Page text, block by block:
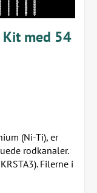
Kit med 54
(Ni-Ti), er
rodkanaler.
Filerne i